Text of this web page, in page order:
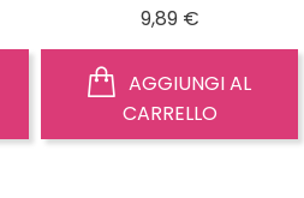
9,89 €Prezzo
CARRELLO